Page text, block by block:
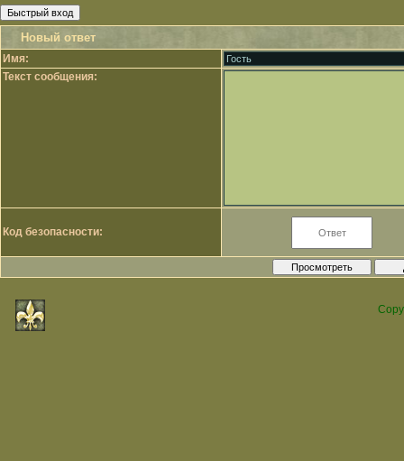
Новый ответ
Имя:
Текст сообщения:
Код безопасности: